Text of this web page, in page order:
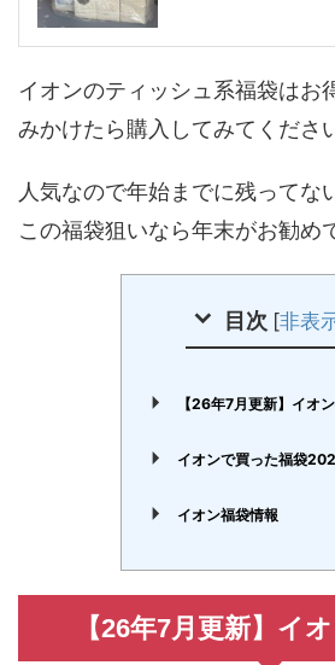
イオンのティッシュ系福袋はお
みかけたら購入してみてくださ
人気なので年始までに残ってな
この福袋狙いなら年末がお勧め
目次 [非表
【26年7月更新】イオ
イオンで買った福袋
イオン福袋情報
【26年7月更新】イ